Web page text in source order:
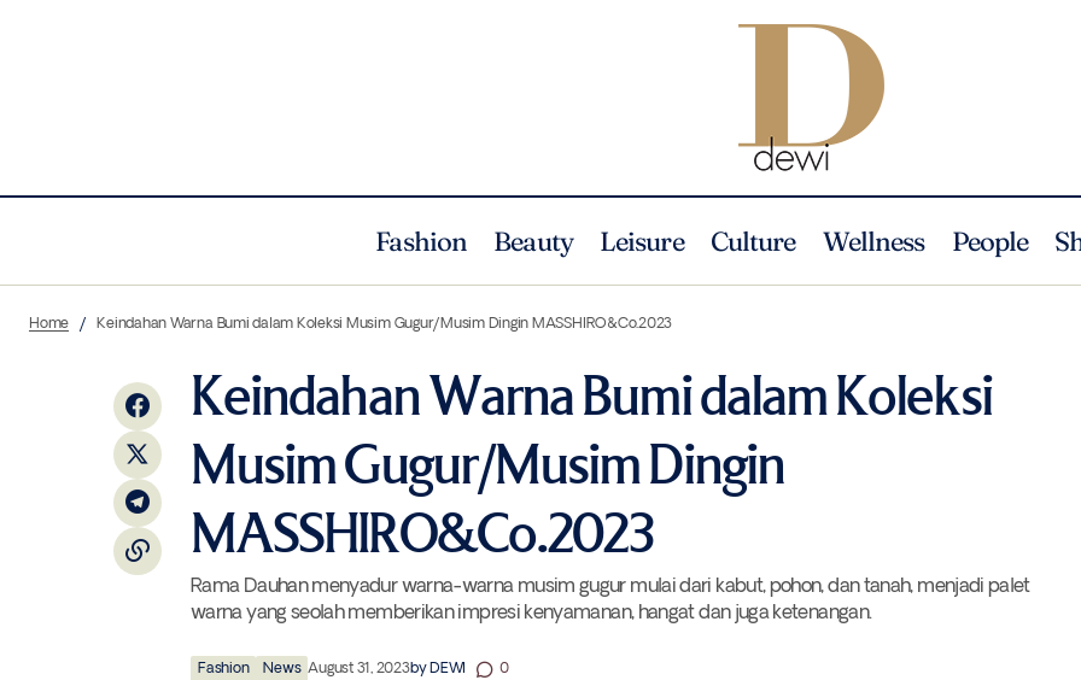
Fashion Beauty Leisure Culture Wellness People
Tujuh Jenama Mode Indonesia akan
Tampil di New York Fashion Week 2024
Fashion News Keindahan Warna Bumi dalam Koleksi Musim Gugur/Musim Dingin
Home Keindahan Warna Bumi dalam Koleksi Musim Gugur/Musim Dingin MASSHIRO&Co.2023
Keindahan Warna Bumi dalam Koleksi
Musim Gugur/Musim Dingin
MASSHIRO&Co.2023
Rama Dauhan menyadur warna-warna musim gugur mulai dari kabut, pohon, dan tanah, menjadi palet
warna yang seolah memberikan impresi kenyamanan, hangat dan juga ketenangan.
Fashion News August 31, 2023byDEWI 0